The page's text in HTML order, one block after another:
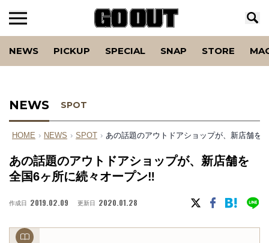
NEWS PICKUP SPECIAL SNAP STORE
NEWS SPOT
HOME › NEWS › SPOT › あの話題のアウトドアショップが、新店舗を
あの話題のアウトドアショップが、新店舗を
全国6ヶ所に続々オープン‼︎
作成日 2019.02.09 更新日 2020.01.28